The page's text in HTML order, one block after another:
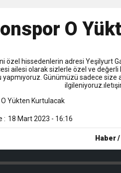
18:59 Trabzonspor Mitongo
22:58 Trabzonspor, Salah
O
özel hissedenlerin adresi Yeşilyurt
ailesi olarak sizlerle özel ve değerli
Günümüzü sadece size
: 18 Mart 2023 - 16:16
Haber /